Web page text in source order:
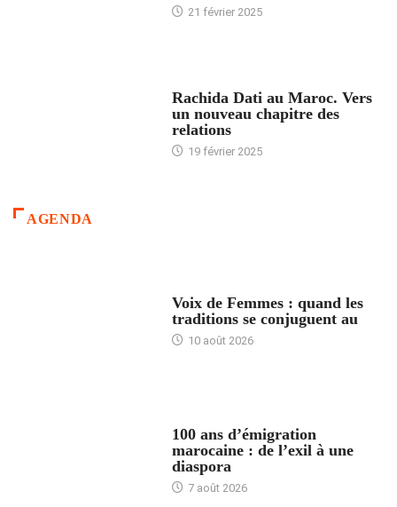
21 février 2025
Rachida Dati au Maroc. Vers
un nouveau chapitre des
relations
19 février 2025
AGENDA
Voix de Femmes : quand les
traditions se conjuguent au
10 août 2026
100 ans d’émigration
marocaine : de l’exil à une
diaspora
7 août 2026